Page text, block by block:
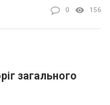
0 156
загального